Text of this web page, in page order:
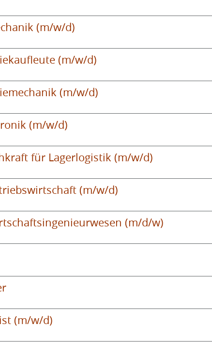
(m/w/d)
(m/w/d)
(m/w/d)
(m/w/d)
für Lagerlogistik (m/w/d)
(m/w/d)
(m/d/w)
(m/w/d)